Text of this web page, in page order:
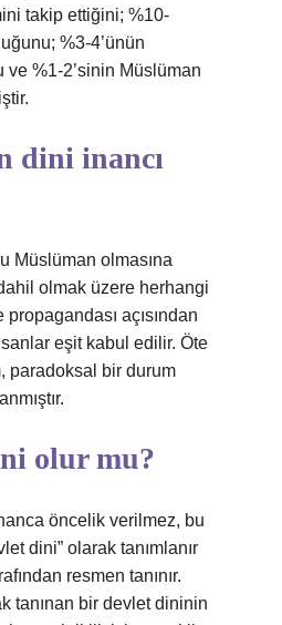
takip ettiğini; %10-
%3-4’ünün
ve %1-2’sinin Müslüman
dini inancı
Müslüman olmasına
olmak üzere herhangi
açısından
eşit kabul edilir. Öte
paradoksal bir durum
olur mu?
öncelik verilmez, bu
dini” olarak tanımlanır
resmen tanınır.
tanınan bir devlet dininin